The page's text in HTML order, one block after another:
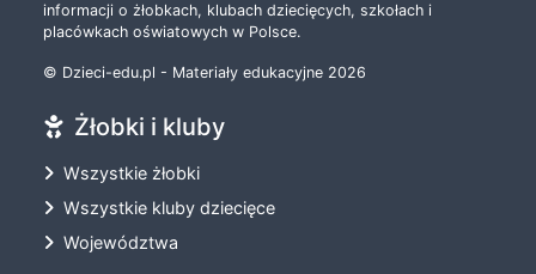
informacji o żłobkach, klubach dziecięcych, szkołach i
placówkach oświatowych w Polsce.
© Dzieci-edu.pl - Materiały edukacyjne 2026
Żłobki i kluby
Wszystkie żłobki
Wszystkie kluby dziecięce
Województwa